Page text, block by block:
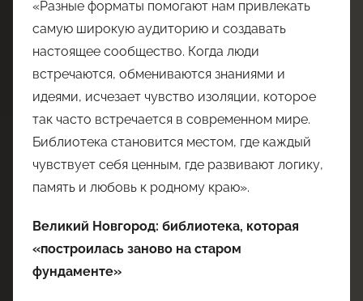
«Разные форматы помогают нам привлекать
самую широкую аудиторию и создавать
настоящее сообщество. Когда люди
встречаются, обмениваются знаниями и
идеями, исчезает чувство изоляции, которое
так часто встречается в современном мире.
Библиотека становится местом, где каждый
чувствует себя ценным, где развивают логику,
память и любовь к родному краю».
Великий Новгород: библиотека, которая
«построилась заново на старом
фундаменте»